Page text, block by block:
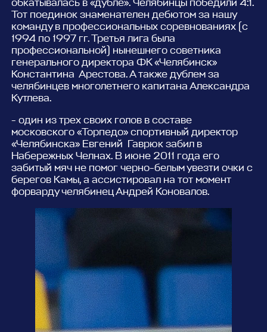
обкатывалась в «дубле». Челябинцы победили 4:1.
Тот поединок знаменателен дебютом за нашу
команду в профессиональных соревнованиях (с
1994 по 1997 гг. Третья лига была
профессиональной) нынешнего советника
генерального директора ФК «Челябинск»
Константина Арестова. А также дублем за
челябинцев многолетнего капитана Александра
Кутлева.
- один из трех своих голов в составе
московского «Торпедо» спортивный директор
«Челябинска» Евгений Гаврюк забил в
Набережных Челнах. В июне 2011 года его
забитый мяч не помог черно-белым увезти очки с
берегов Камы, а ассистировал на тот момент
форварду челябинец Андрей Коновалов.